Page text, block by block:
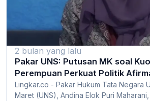
2 bulan yang lalu
Pakar UNS: Putusan MK soal
Perempuan Perkuat Politik
Lingkar.co - Pakar Hukum Tata Negara
Maret (UNS), Andina Elok Puri